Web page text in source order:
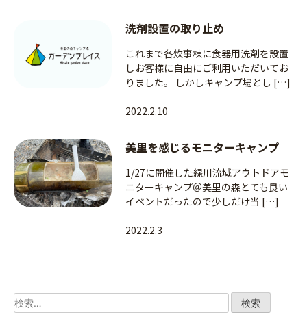
洗剤設置の取り止め
これまで各炊事棟に食器用洗剤を設置
しお客様に自由にご利用いただいてお
りました。 しかしキャンプ場とし […]
2022.2.10
美里を感じるモニターキャンプ
1/27に開催した緑川流域アウトドアモ
ニターキャンプ＠美里の森とても良い
イベントだったので少しだけ当 […]
2022.2.3
検
索: